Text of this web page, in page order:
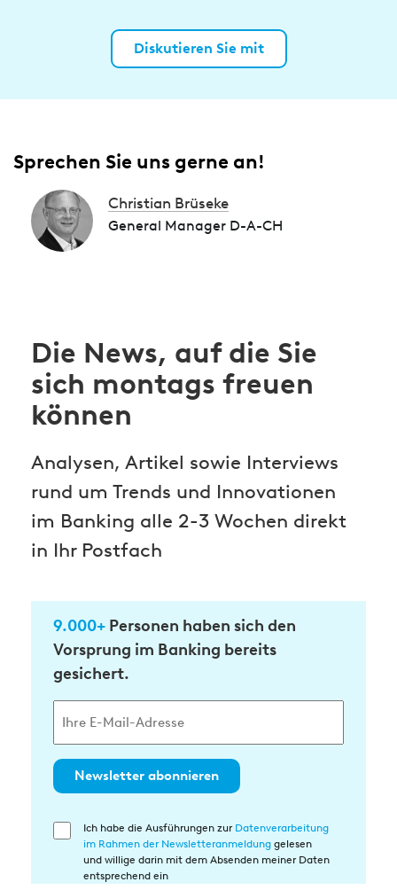
Diskutieren Sie mit
Sprechen Sie uns gerne an!
Christian Brüseke
General Manager D-A-CH
Die News, auf die Sie
sich montags freuen
können
Analysen, Artikel sowie Interviews
rund um Trends und Innovationen
im Banking alle 2-3 Wochen direkt
in Ihr Postfach
9.000+ Personen haben sich den
Vorsprung im Banking bereits
gesichert.
Newsletter abonnieren
Einwilligung
Ich habe die Ausführungen zur Datenverarbeitung
im Rahmen der Newsletteranmeldung gelesen
und willige darin mit dem Absenden meiner Daten
entsprechend ein